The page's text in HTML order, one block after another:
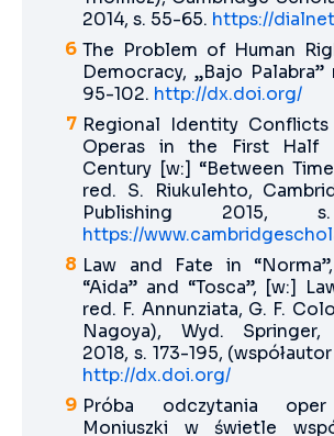
2014, s. 55-65. https://
The Problem of Human
Democracy, „Bajo
95-102. http://dx.doi.org/
Regional Identity
Operas in the First
Century [w:] “Between
red. S. Riukulehto,
Publishing 2015, s.
https://
Law and Fate in
“Aida” and “Tosca”, [w:]
red. F. Annunziata, G. F.
Nagoya), Wyd. Springer,
2018, s. 173-195,
http://dx.doi.org/
Próba odczytania oper
Moniuszki w świetle